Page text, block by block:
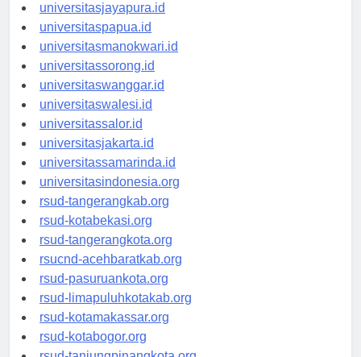
universitasjayapura.id
universitaspapua.id
universitasmanokwari.id
universitassorong.id
universitaswanggar.id
universitaswalesi.id
universitassalor.id
universitasjakarta.id
universitassamarinda.id
universitasindonesia.org
rsud-tangerangkab.org
rsud-kotabekasi.org
rsud-tangerangkota.org
rsucnd-acehbaratkab.org
rsud-pasuruankota.org
rsud-limapuluhkotakab.org
rsud-kotamakassar.org
rsud-kotabogor.org